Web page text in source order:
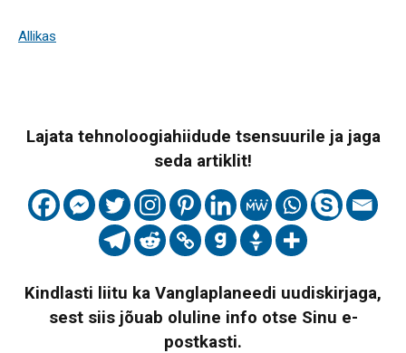
Allikas
Lajata tehnoloogiahiidude tsensuurile ja jaga
seda artiklit!
Kindlasti liitu ka Vanglaplaneedi uudiskirjaga,
sest siis jõuab oluline info otse Sinu e-
postkasti.